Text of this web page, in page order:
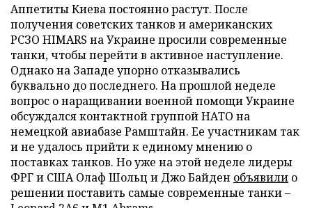
Аппетиты Киева постоянно растут. После
получения советских танков и американских
РСЗО HIMARS на Украине просили современные
танки, чтобы перейти в активное наступление.
Однако на Западе упорно отказывались
буквально до последнего. На прошлой неделе
вопрос о наращивании военной помощи Украине
обсуждался контактной группой НАТО на
немецкой авиабазе Рамштайн. Ее участникам так
и не удалось прийти к единому мнению о
поставках танков. Но уже на этой неделе лидеры
ФРГ и США Олаф Шольц и Джо Байден объявили о
решении поставить самые современные танки –